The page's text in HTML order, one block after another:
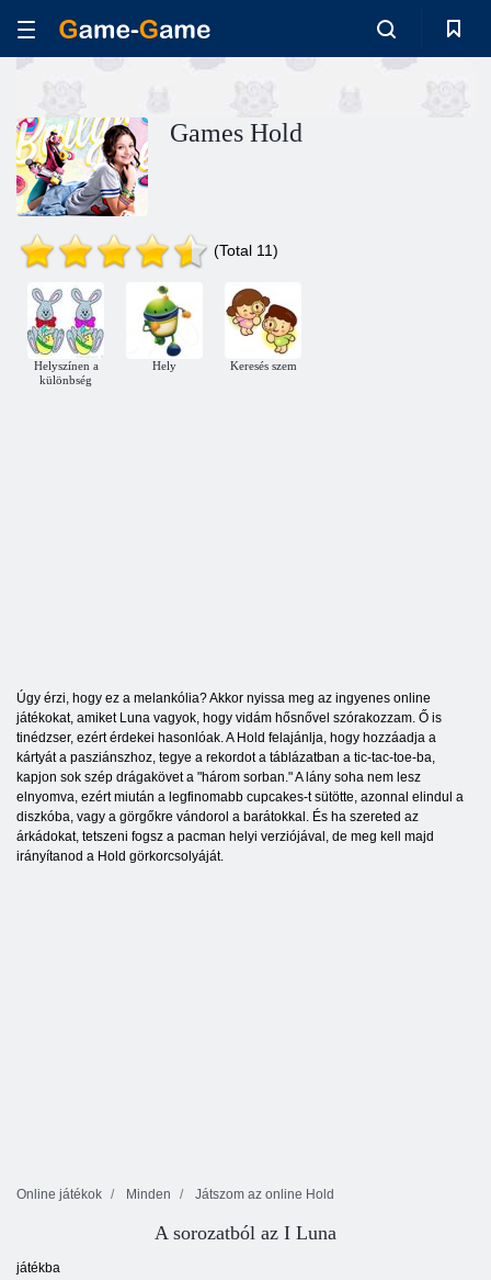
Games Hold
(Total 11)
Helyszínen a
különbség
Hely Keresés szem
Úgy érzi, hogy ez a melankólia? Akkor nyissa meg az ingyenes online
játékokat, amiket Luna vagyok, hogy vidám hősnővel szórakozzam. Ő is
tinédzser, ezért érdekei hasonlóak. A Hold felajánlja, hogy hozzáadja a
kártyát a pasziánszhoz, tegye a rekordot a táblázatban a tic-tac-toe-ba,
kapjon sok szép drágakövet a "három sorban." A lány soha nem lesz
elnyomva, ezért miután a legfinomabb cupcakes-t sütötte, azonnal elindul a
diszkóba, vagy a görgőkre vándorol a barátokkal. És ha szereted az
árkádokat, tetszeni fogsz a pacman helyi verziójával, de meg kell majd
irányítanod a Hold görkorcsolyáját.
Online játékok Minden Játszom az online Hold
A sorozatból az I Luna
játékba